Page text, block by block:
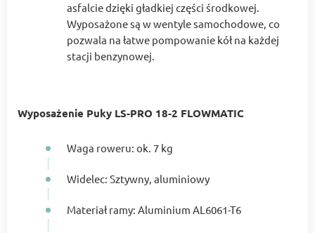
asfalcie dzięki gładkiej części środkowej.
Wyposażone są w wentyle samochodowe, co
pozwala na łatwe pompowanie kół na każdej
stacji benzynowej.
Wyposażenie Puky LS-PRO 18-2 FLOWMATIC
Waga roweru: ok. 7 kg
Widelec: Sztywny, aluminiowy
Materiał ramy: Aluminium AL6061-T6